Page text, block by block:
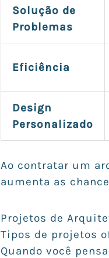
Solução de
Problemas
Eficiência
Design
Personalizado
Ao contratar um
aumenta as
Projetos de
Tipos de projetos
Quando você